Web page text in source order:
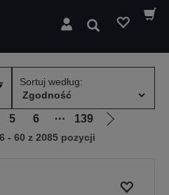
Wyszukaj
Sortuj według:
5 6 ⋯ 139
Przejdź
- 60 z 2085 pozycji